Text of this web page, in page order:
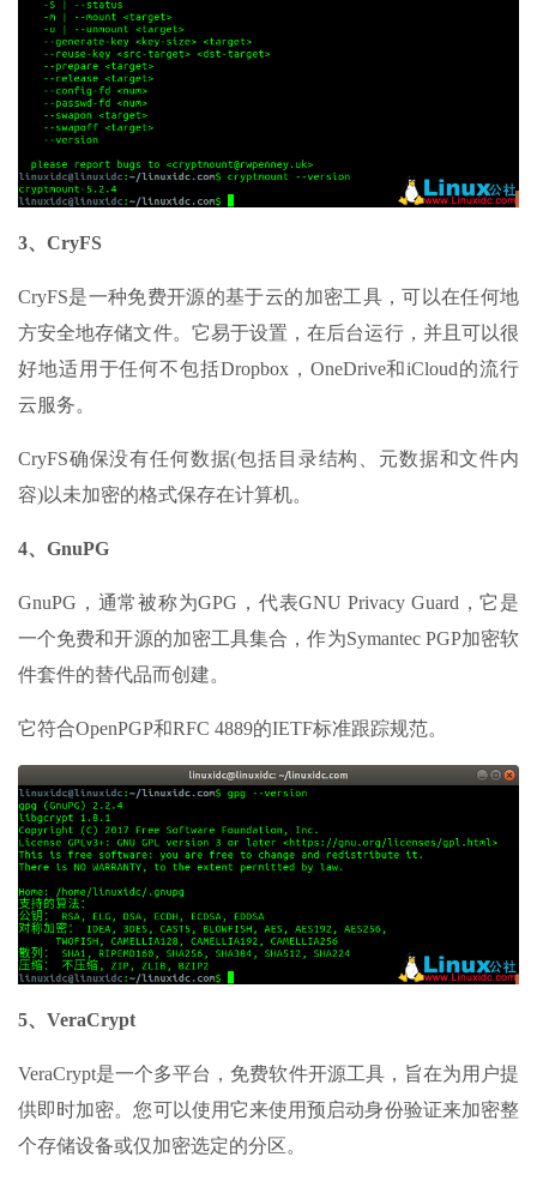
3、CryFS
CryFS是一种免费开源的基于云的加密工具，可以在任何地
方安全地存储文件。它易于设置，在后台运行，并且可以很
好地适用于任何不包括Dropbox，OneDrive和iCloud的流行
云服务。
CryFS确保没有任何数据(包括目录结构、元数据和文件内
容)以未加密的格式保存在计算机。
4、GnuPG
GnuPG，通常被称为GPG，代表GNU Privacy Guard，它是
一个免费和开源的加密工具集合，作为Symantec PGP加密软
件套件的替代品而创建。
它符合OpenPGP和RFC 4889的IETF标准跟踪规范。
5、VeraCrypt
VeraCrypt是一个多平台，免费软件开源工具，旨在为用户提
供即时加密。您可以使用它来使用预启动身份验证来加密整
个存储设备或仅加密选定的分区。